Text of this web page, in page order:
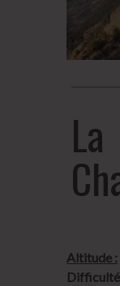
Altitude :